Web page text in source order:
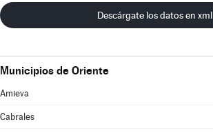
Descárgate los datos en xml
Municipios de Oriente
Amieva
Cabrales